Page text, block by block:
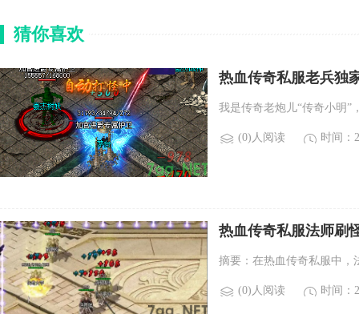
猜你喜欢
热血传奇私服老兵独
我是传奇老炮儿“传奇小明”
(0)人阅读 时间：
热血传奇私服法师刷
摘要：在热血传奇私服中，
(0)人阅读 时间：